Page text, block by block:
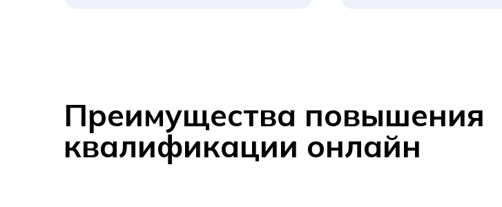
Преимущества повышения
квалификации онлайн